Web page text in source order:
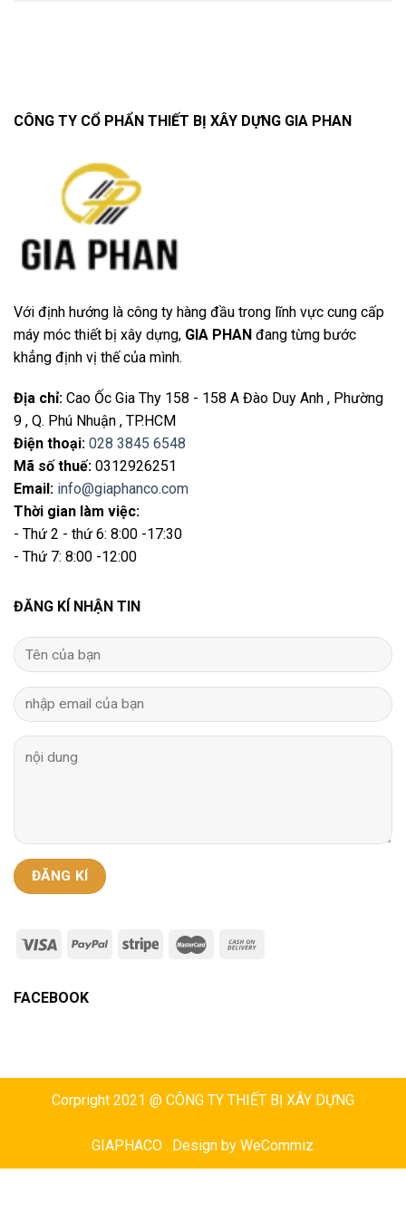
CÔNG TY CỔ PHẨN THIẾT BỊ XÂY DỰNG GIA PHAN
Với định hướng là công ty hàng đầu trong lĩnh vực cung cấp
máy móc thiết bị xây dựng, GIA PHAN đang từng bước
khẳng định vị thế của mình.
Địa chỉ: Cao Ốc Gia Thy 158 - 158 A Đào Duy Anh , Phường
9 , Q. Phú Nhuận , TP.HCM
Điện thoại: 028 3845 6548
Mã số thuế: 0312926251
Email : info@giaphanco.com
Thời gian làm việc:
- Thứ 2 - thứ 6: 8:00 -17:30
- Thứ 7: 8:00 -12:00
ĐĂNG KÍ NHẬN TIN
FACEBOOK
Corpright 2021 @ CÔNG TY THIẾT BỊ XÂY DỰNG
GIAPHACO . Design byWeCommiz